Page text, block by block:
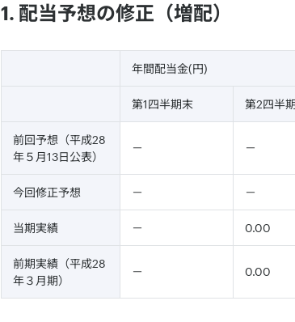
1. 配当予想の修正（増配）
年間配当金(円)
第1四半期末 第2四半
前回予想（平成28
年５月13日公表）
－ －
今回修正予想 － －
当期実績 － 0.00
前期実績（平成28
年３月期）
－ 0.00